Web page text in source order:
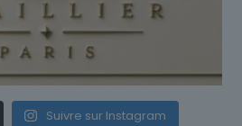
Suivre sur Instagram